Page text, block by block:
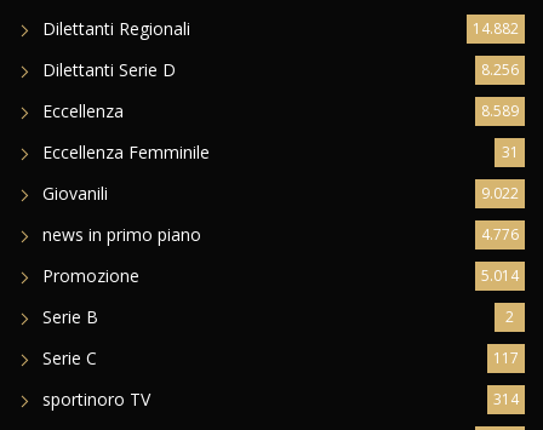
Dilettanti Regionali 14.882
Dilettanti Serie D 8.256
Eccellenza 8.589
Eccellenza Femminile 31
Giovanili 9.022
news in primo piano 4.776
Promozione 5.014
Serie B 2
Serie C 117
sportinoro TV 314